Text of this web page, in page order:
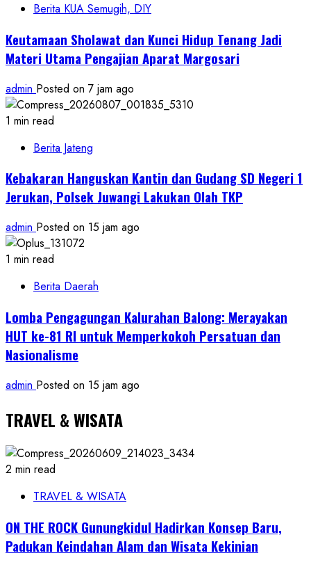
Berita KUA Semugih, DIY
Keutamaan Sholawat dan Kunci Hidup Tenang Jadi
Materi Utama Pengajian Aparat Margosari
admin Posted on 7 jam ago
1 min read
Berita Jateng
Kebakaran Hanguskan Kantin dan Gudang SD Negeri 1
Jerukan, Polsek Juwangi Lakukan Olah TKP
admin Posted on 15 jam ago
1 min read
Berita Daerah
Lomba Pengagungan Kalurahan Balong: Merayakan
HUT ke-81 RI untuk Memperkokoh Persatuan dan
Nasionalisme
admin Posted on 15 jam ago
TRAVEL & WISATA
2 min read
TRAVEL & WISATA
ON THE ROCK Gunungkidul Hadirkan Konsep Baru,
Padukan Keindahan Alam dan Wisata Kekinian